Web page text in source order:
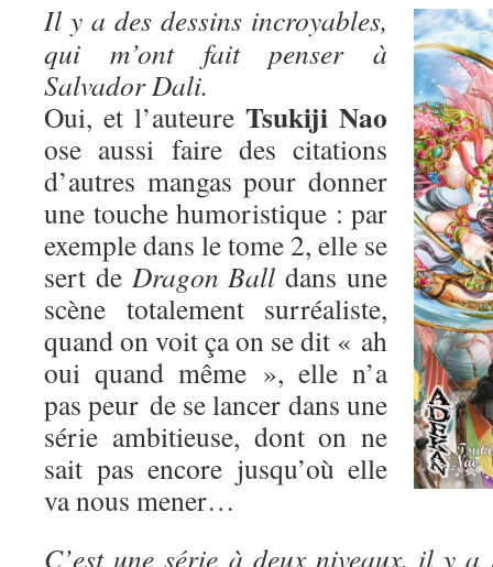
Il y a des dessins incroyables,
qui m’ont fait penser à
Salvador Dali.
Oui, et l’auteure Tsukiji Nao
ose aussi faire des citations
d’autres mangas pour donner
une touche humoristique : par
exemple dans le tome 2, elle se
sert de Dragon Ball dans une
scène totalement surréaliste,
quand on voit ça on se dit « ah
oui quand même », elle n’a
pas peur de se lancer dans une
série ambitieuse, dont on ne
sait pas encore jusqu’où elle
va nous mener…
C’est une série à deux niveaux, il y a